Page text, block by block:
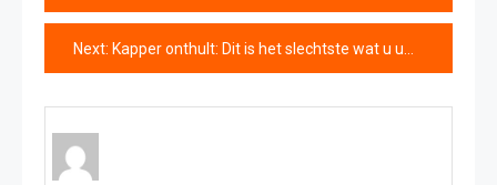
navigatie
Next: Kapper onthult: Dit is het slechtste wat u uw haar kunt aandoen